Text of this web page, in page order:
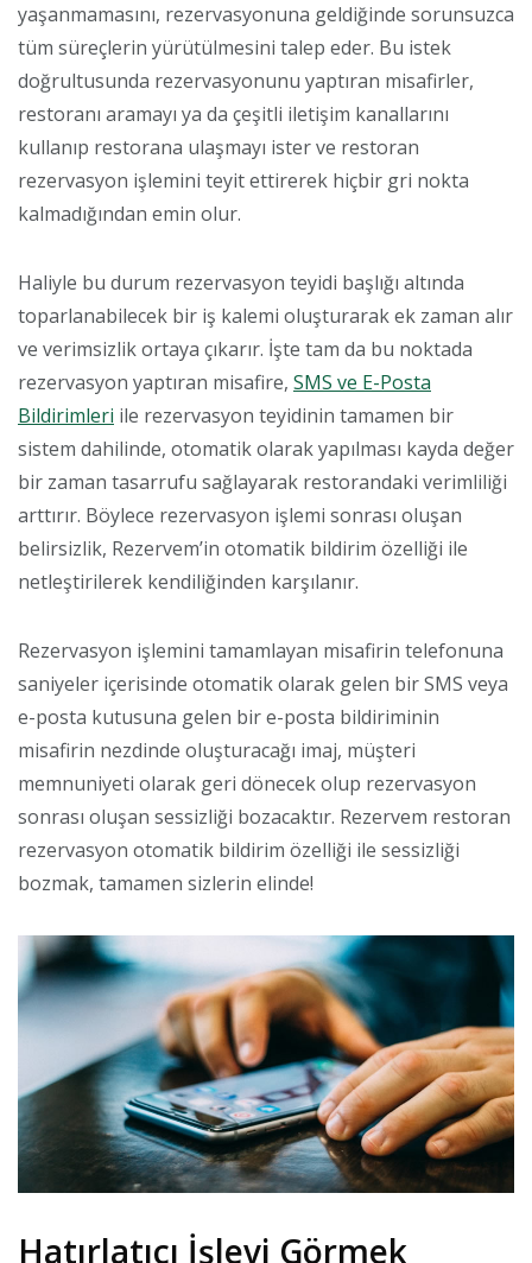
yaşanmamasını, rezervasyonuna geldiğinde sorunsuzca
tüm süreçlerin yürütülmesini talep eder. Bu istek
doğrultusunda rezervasyonunu yaptıran misafirler,
restoranı aramayı ya da çeşitli iletişim kanallarını
kullanıp restorana ulaşmayı ister ve restoran
rezervasyon işlemini teyit ettirerek hiçbir gri nokta
kalmadığından emin olur.
Haliyle bu durum rezervasyon teyidi başlığı altında
toparlanabilecek bir iş kalemi oluşturarak ek zaman alır
ve verimsizlik ortaya çıkarır. İşte tam da bu noktada
rezervasyon yaptıran misafire, SMS ve E-Posta
Bildirimleri ile rezervasyon teyidinin tamamen bir
sistem dahilinde, otomatik olarak yapılması kayda değer
bir zaman tasarrufu sağlayarak restorandaki verimliliği
arttırır. Böylece rezervasyon işlemi sonrası oluşan
belirsizlik, Rezervem’in otomatik bildirim özelliği ile
netleştirilerek kendiliğinden karşılanır.
Rezervasyon işlemini tamamlayan misafirin telefonuna
saniyeler içerisinde otomatik olarak gelen bir SMS veya
e-posta kutusuna gelen bir e-posta bildiriminin
misafirin nezdinde oluşturacağı imaj, müşteri
memnuniyeti olarak geri dönecek olup rezervasyon
sonrası oluşan sessizliği bozacaktır. Rezervem restoran
rezervasyon otomatik bildirim özelliği ile sessizliği
bozmak, tamamen sizlerin elinde!
Hatırlatıcı İşlevi Görmek